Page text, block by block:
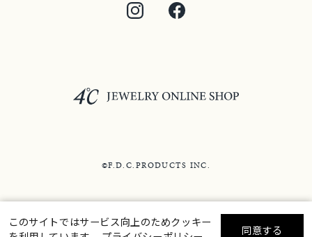
©F.D.C.PRODUCTS INC.
このサイトではサービス向上のためクッキー
同意する